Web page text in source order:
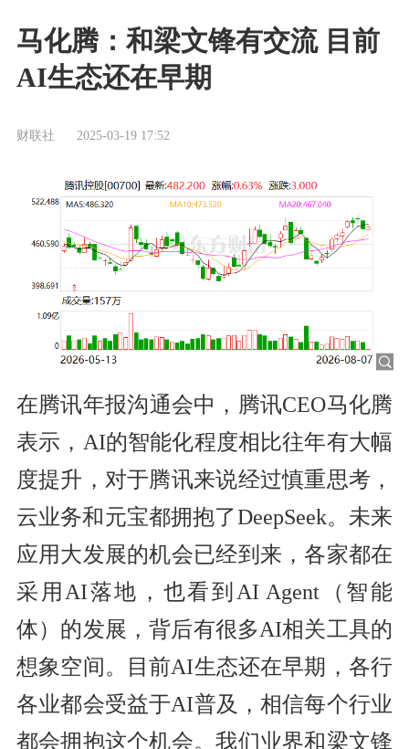
马化腾：和梁文锋有交流 目前
AI生态还在早期
财联社 2025-03-19 17:52
在腾讯年报沟通会中，腾讯CEO马化腾
表示，AI的智能化程度相比往年有大幅
度提升，对于腾讯来说经过慎重思考，
云业务和元宝都拥抱了DeepSeek。未来
应用大发展的机会已经到来，各家都在
采用AI落地，也看到AI Agent（智能
体）的发展，背后有很多AI相关工具的
想象空间。目前AI生态还在早期，各行
各业都会受益于AI普及，相信每个行业
都会拥抱这个机会。我们业界和梁文锋